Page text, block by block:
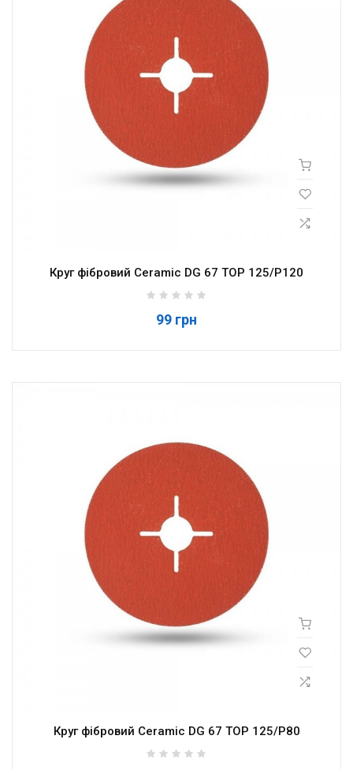
Круг фібровий Ceramic DG 67 TOP 125/P120
99 грн
Круг фібровий Ceramic DG 67 TOP 125/P80